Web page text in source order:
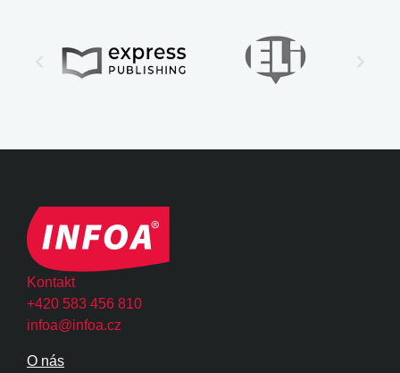
Kontakt
+420 583 456 810
infoa@infoa.cz
O nás